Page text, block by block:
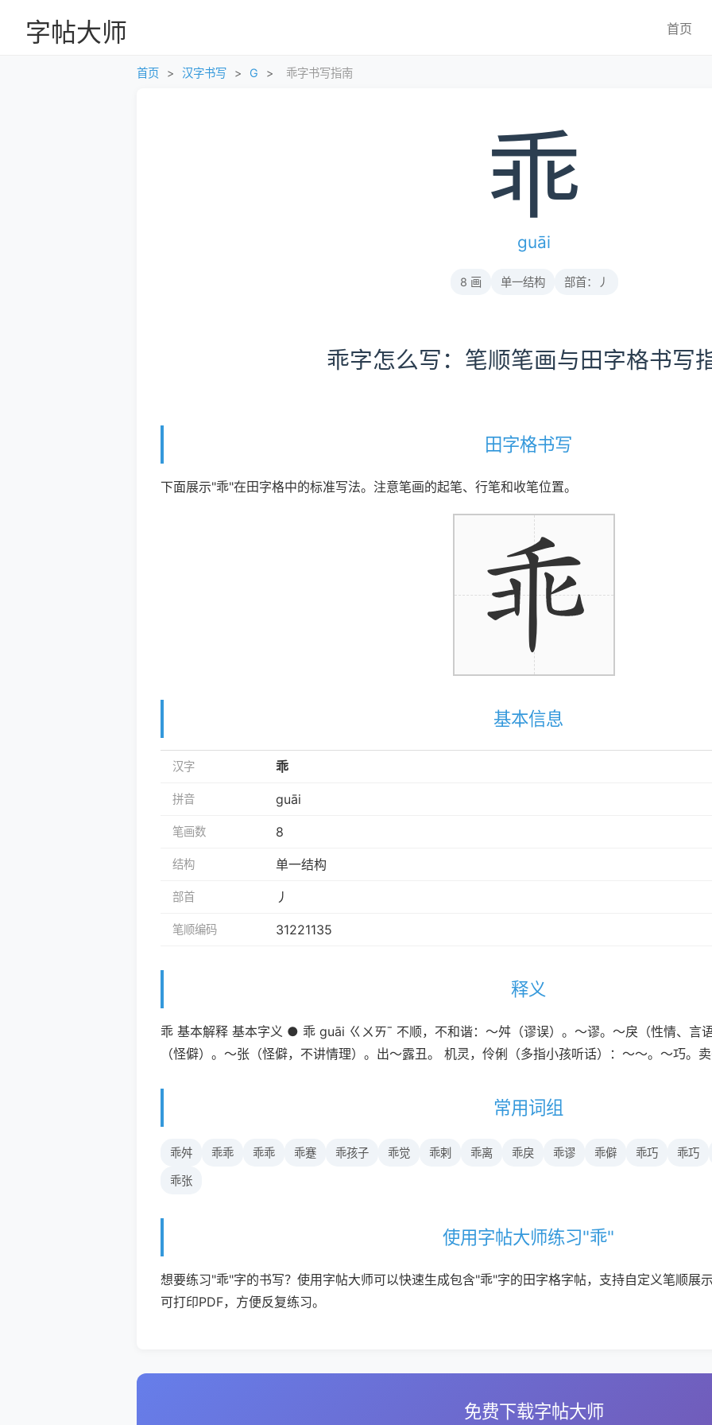
字帖大师 首页
首页 > 汉字书写 > G > 乖字书写指南
乖
guāi
8 画 单一结构 部首：丿
乖字怎么写：笔顺笔画与田字格书写
田字格书写
下面展示"乖"在田字格中的标准写法。注意笔画的起笔、行笔和收笔位置。
基本信息
汉字 乖
拼音 guāi
笔画数 8
结构 单一结构
部首 丿
笔顺编码 31221135
释义
乖 基本解释 基本字义 ● 乖 guāi ㄍㄨㄞˉ 不顺，不和谐：～舛（谬误）。～谬。～戾（性情、言
（怪僻）。～张（怪僻，不讲情理）。出～露丑。 机灵，伶俐（多指小孩听话）：～～。～巧。
常用词组
乖舛 乖乖 乖乖 乖蹇 乖孩子 乖觉 乖剌 乖离 乖戾 乖谬 乖僻 乖巧 乖巧
乖张
使用字帖大师练习"乖"
想要练习"乖"字的书写？使用字帖大师可以快速生成包含"乖"字的田字格字帖，支持自定义笔顺展
可打印PDF，方便反复练习。
免费下载字帖大师